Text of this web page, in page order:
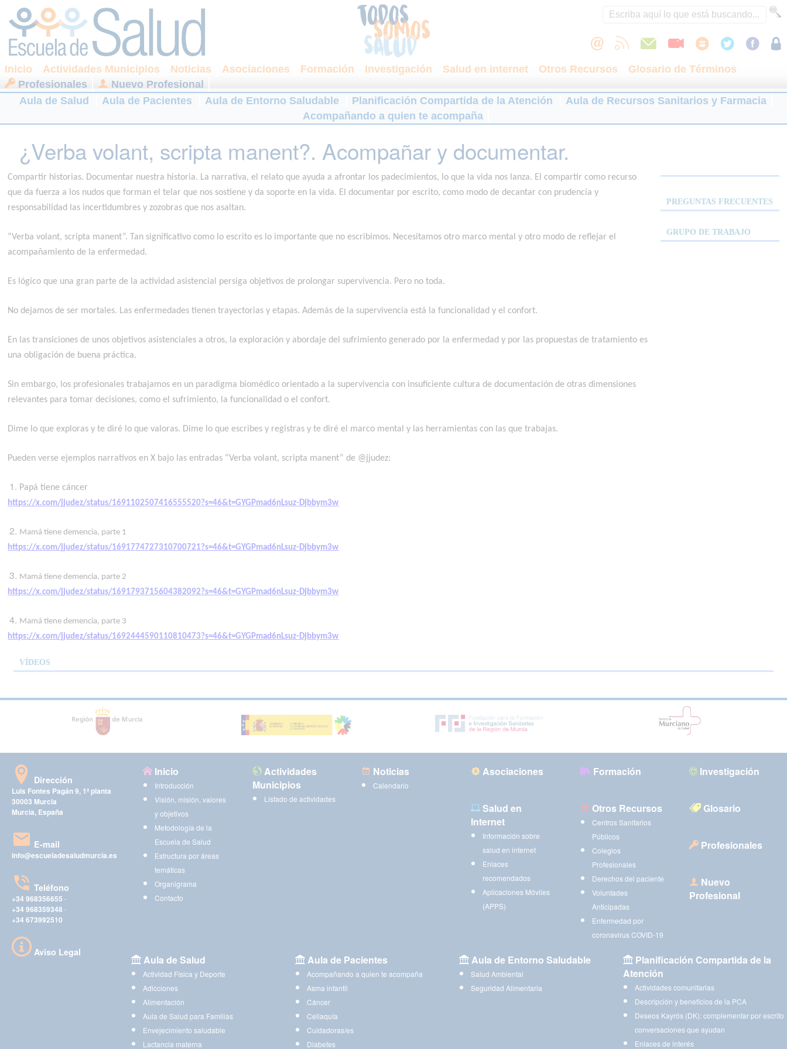
Inicio Actividades Municipios Noticias Asociaciones Formación Investigación Salud en internet Otros Recursos
Glosario de Términos
Profesionales
Nuevo Profesional
Aula de Salud
Aula de Pacientes Aula de Entorno Saludable Planificación Compartida de la Atención
Aula de Recursos Sanitarios y Farmacia
Acompañando a quien te acompaña
¿Verba volant, scripta manent?. Acompañar y documentar.
Compartir historias. Documentar nuestra historia. La narrativa, el relato que ayuda a afrontar los padecimientos, lo que la vida nos lanza. El compartir como recurso
que da fuerza a los nudos que forman el telar que nos sostiene y da soporte en la vida. El documentar por escrito, como modo de decantar con prudencia y
responsabilidad las incertidumbres y zozobras que nos asaltan.
“Verba volant, scripta manent”. Tan significativo como lo escrito es lo importante que no escribimos. Necesitamos otro marco mental y otro modo de reflejar el
acompañamiento de la enfermedad.
Es lógico que una gran parte de la actividad asistencial persiga objetivos de prolongar supervivencia. Pero no toda.
No dejamos de ser mortales. Las enfermedades tienen trayectorias y etapas. Además de la supervivencia está la funcionalidad y el confort.
En las transiciones de unos objetivos asistenciales a otros, la exploración y abordaje del sufrimiento generado por la enfermedad y por las propuestas de tratamiento es
una obligación de buena práctica.
Sin embargo, los profesionales trabajamos en un paradigma biomédico orientado a la supervivencia con insuficiente cultura de documentación de otras dimensiones
relevantes para tomar decisiones, como el sufrimiento, la funcionalidad o el confort.
Dime lo que exploras y te diré lo que valoras. Dime lo que escribes y registras y te diré el marco mental y las herramientas con las que trabajas.
Pueden verse ejemplos narrativos en X bajo las entradas “Verba volant, scripta manent” de @jjudez:
Papá tiene cáncer
https://x.com/jjudez/status/1691102507416555520?s=46&t=GYGPmad6nLsuz-Djbbym3w
Mamá tiene demencia, parte 1
https://x.com/jjudez/status/1691774727310700721?s=46&t=GYGPmad6nLsuz-Djbbym3w
Mamá tiene demencia, parte 2
https://x.com/jjudez/status/1691793715604382092?s=46&t=GYGPmad6nLsuz-Djbbym3w
Mamá tiene demencia, parte 3
https://x.com/jjudez/status/1692444590110810473?s=46&t=GYGPmad6nLsuz-Djbbym3w
PREGUNTAS FRECUENTES
GRUPO DE TRABAJO
VÍDEOS
Dirección
Luis Fontes Pagán 9, 1ª planta
30003 Murcia
Murcia, España
E-mail
info@escueladesaludmurcia.es
Teléfono
+34 968356655 -
+34 968359348 -
+34 673992510
Aviso Legal
Inicio
Introducción
Visión, misión, valores
y objetivos
Metodología de la
Escuela de Salud
Estructura por áreas
temáticas
Organigrama
Contacto
Actividades
Municipios
Listado de actividades
Noticias
Calendario
Asociaciones Formación Investigación
Salud en
Internet
Información sobre
salud en internet
Enlaces
recomendados
Aplicaciones Móviles
(APPS)
Otros Recursos
Centros Sanitarios
Públicos
Colegios
Profesionales
Derechos del paciente
Voluntades
Anticipadas
Enfermedad por
coronavirus COVID-19
Glosario
Profesionales
Nuevo
Profesional
Aula de Salud
Actividad Física y Deporte
Adicciones
Alimentación
Aula de Salud para Familias
Envejecimiento saludable
Lactancia materna
Aula de Pacientes
Acompañando a quien te acompaña
Asma infantil
Cáncer
Celiaquía
Cuidadoras/es
Diabetes
Aula de Entorno Saludable
Salud Ambiental
Seguridad Alimentaria
Planificación Compartida de la
Atención
Actividades comunitarias
Descripción y beneficios de la PCA
Deseos Kayrós (DK): complementar por escrito
conversaciones que ayudan
Enlaces de interés